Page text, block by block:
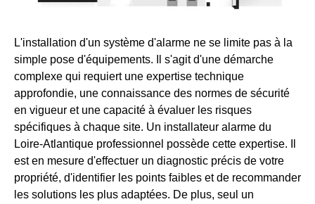
L'installation d'un système d'alarme ne se limite pas à la
simple pose d'équipements. Il s'agit d'une démarche
complexe qui requiert une expertise technique
approfondie, une connaissance des normes de sécurité
en vigueur et une capacité à évaluer les risques
spécifiques à chaque site. Un installateur alarme du
Loire-Atlantique professionnel possède cette expertise. Il
est en mesure d'effectuer un diagnostic précis de votre
propriété, d'identifier les points faibles et de recommander
les solutions les plus adaptées. De plus, seul un